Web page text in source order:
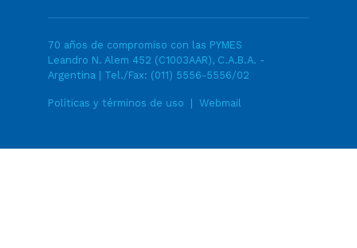
70 años de compromiso con las PYMES
Leandro N. Alem 452 (C1003AAR), C.A.B.A. -
Argentina | Tel./Fax: (011) 5556-5556/02
Políticas y términos de uso Webmail